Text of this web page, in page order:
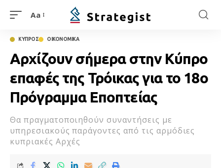
Aa
ΚΥΠΡΟΣ ΟΙΚΟΝΟΜΙΚΑ
Αρχίζουν σήμερα στην Κύπρο
επαφές της Τρόικας για το 18ο
Πρόγραμμα Εποπτείας
Θα πραγματοποιηθούν συναντήσεις με
υπηρεσιακούς παράγοντες από τις αρμόδιες
κυπριακές Αρχές